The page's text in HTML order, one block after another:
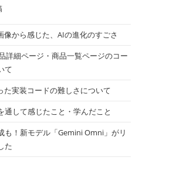
像から感じた、AIの進化のすごさ
詳細ページ・商品一覧ページのコー
て
た実装コードの難しさについて
通して感じたこと・学んだこと
も！新モデル「Gemini Omni」がリ
た